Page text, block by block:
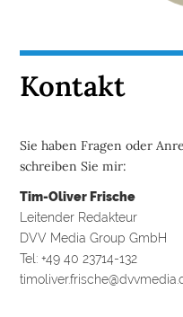
Kontakt
Sie haben Fragen oder
schreiben Sie mir:
Tim-Oliver Frische
Leitender Redakteur
DVV Media Group GmbH
Tel: +49 40 23714-132